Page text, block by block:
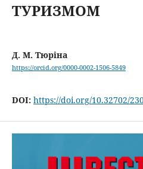
ТУРИЗМОМ
Д. М. Тюріна
https://orcid.org/0000-0002-1506-5849
DOI: https://doi.org/10.32702/